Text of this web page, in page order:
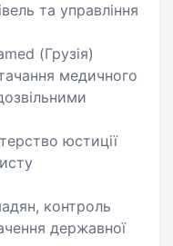
та управління
(Грузія)
медичного
юстиції
контроль
державної